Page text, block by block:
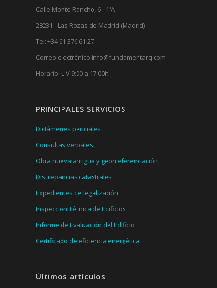
Calle Monte Rancho, 6 - 1ºA
28231 - Las Rozas de Madrid (Madrid)
Tel: +34 91 376 61 27
Correo electrónico:info@fundamentarq.com
Horario: L-V 9:00 a 17:00h
PRINCIPALES SERVICIOS
Dictámenes periciales
Consultas verbales
Obra nueva antigua y georreferenciación
Discrepancias catastrales
Expedientes de legalización
Inspección Técnica de Edificios
Informe de Evaluación del Edificio
Certificado de eficiencia energética
Últimos artículos